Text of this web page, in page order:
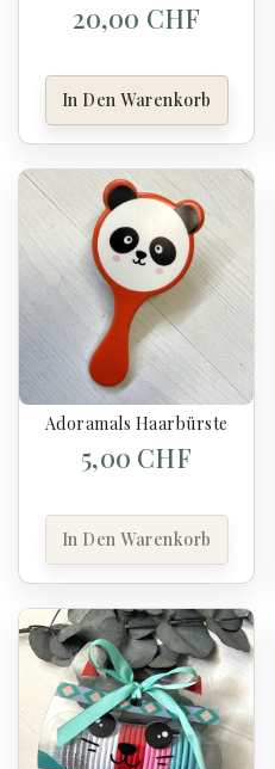
20,00 CHF
In Den Warenkorb
Adoramals Haarbürste
5,00 CHF
In Den Warenkorb